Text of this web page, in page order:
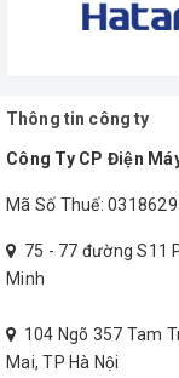
Thông tin công ty
Công Ty CP Điện
Mã Số Thuế:
75 - 77 đường S11
Minh
104 Ngõ 357 Tam
Mai, TP Hà Nội